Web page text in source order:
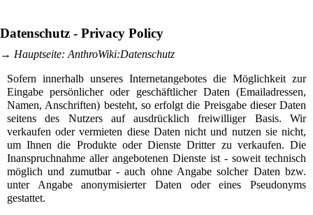
Datenschutz - Privacy Policy
→ Hauptseite: AnthroWiki:Datenschutz
Sofern innerhalb unseres Internetangebotes die Möglichkeit zur
Eingabe persönlicher oder geschäftlicher Daten (Emailadressen,
Namen, Anschriften) besteht, so erfolgt die Preisgabe dieser Daten
seitens des Nutzers auf ausdrücklich freiwilliger Basis. Wir
verkaufen oder vermieten diese Daten nicht und nutzen sie nicht,
um Ihnen die Produkte oder Dienste Dritter zu verkaufen. Die
Inanspruchnahme aller angebotenen Dienste ist - soweit technisch
möglich und zumutbar - auch ohne Angabe solcher Daten bzw.
unter Angabe anonymisierter Daten oder eines Pseudonyms
gestattet.